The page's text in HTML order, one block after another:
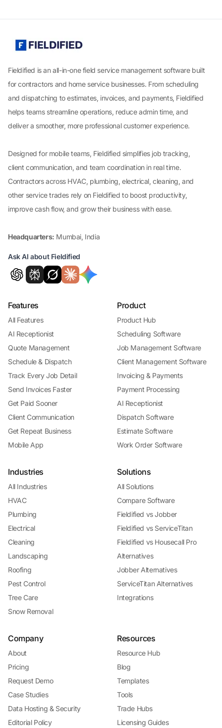
Fieldified is an all-in-one field service management software built
for contractors and home service businesses. From scheduling
and dispatching to estimates, invoices, and payments, Fieldified
helps teams streamline operations, reduce admin time, and
deliver a smoother, more professional customer experience.
Designed for mobile teams, Fieldified simplifies job tracking,
client communication, and team coordination in real time.
Contractors across HVAC, plumbing, electrical, cleaning, and
other service trades rely on Fieldified to boost productivity,
improve cash flow, and grow their business with ease.
Headquarters: Mumbai, India
Ask AI about Fieldified
Features
All Features
AI Receptionist
Quote Management
Schedule & Dispatch
Track Every Job Detail
Send Invoices Faster
Get Paid Sooner
Client Communication
Get Repeat Business
Mobile App
Product
Product Hub
Scheduling Software
Job Management Software
Client Management Software
Invoicing & Payments
Payment Processing
AI Receptionist
Dispatch Software
Estimate Software
Work Order Software
Industries
All Industries
HVAC
Plumbing
Electrical
Cleaning
Landscaping
Roofing
Pest Control
Tree Care
Snow Removal
Solutions
All Solutions
Compare Software
Fieldified vs Jobber
Fieldified vs ServiceTitan
Fieldified vs Housecall Pro
Alternatives
Jobber Alternatives
ServiceTitan Alternatives
Integrations
Company
About
Pricing
Request Demo
Case Studies
Data Hosting & Security
Editorial Policy
Resources
Resource Hub
Blog
Templates
Tools
Trade Hubs
Licensing Guides